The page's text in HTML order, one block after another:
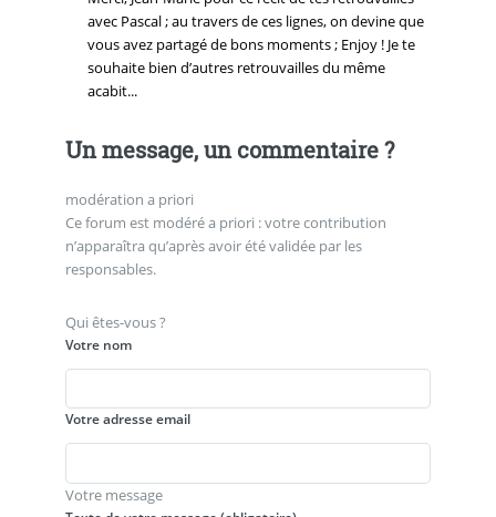
avec Pascal ; au travers de ces lignes, on devine que
vous avez partagé de bons moments ; Enjoy ! Je te
souhaite bien d’autres retrouvailles du même
acabit...
Un message, un commentaire ?
modération a priori
Ce forum est modéré a priori : votre contribution
n’apparaîtra qu’après avoir été validée par les
responsables.
Qui êtes-vous ?
Votre nom
Votre adresse email
Votre message